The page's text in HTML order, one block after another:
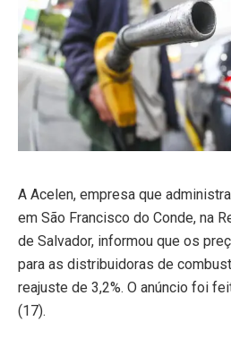
A Acelen, empresa que
em São Francisco do Conde, na
de Salvador, informou que os
para as distribuidoras de
reajuste de 3,2%. O anúncio foi
(17).